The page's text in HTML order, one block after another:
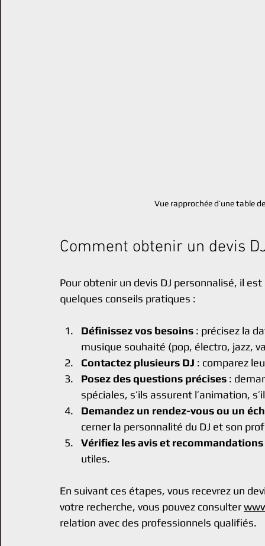
Vue rapprochée d’une table
Comment obtenir un devis
Pour obtenir un devis DJ personnalisé, il
quelques conseils pratiques :
Définissez vos besoins : précisez la
musique souhaité (pop, électro, jazz,
Contactez plusieurs DJ : comparez
Posez des questions précises :
spéciales, s’ils assurent l’animation,
Demandez un rendez-vous ou un
cerner la personnalité du DJ et son
Vérifiez les avis et recommandations
utiles.
En suivant ces étapes, vous recevrez un
votre recherche, vous pouvez consulter
relation avec des professionnels qualifiés.